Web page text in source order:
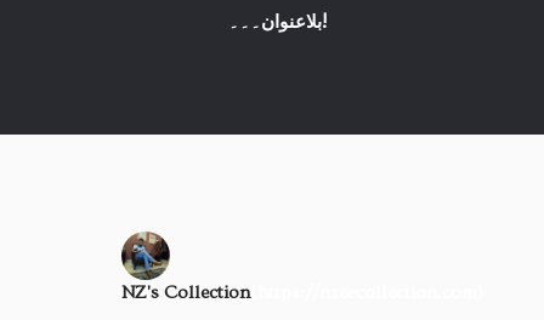
بلاعنوان۔۔۔!
NZ's Collection(https://nzeecollection.com)